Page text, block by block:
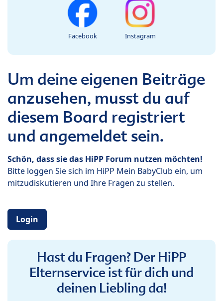
Facebook Instagram
Um deine eigenen Beiträge
anzusehen, musst du auf
diesem Board registriert
und angemeldet sein.
Schön, dass sie das HiPP Forum nutzen möchten!
Bitte loggen Sie sich im HiPP Mein BabyClub ein, um
mitzudiskutieren und Ihre Fragen zu stellen.
Login
Hast du Fragen? Der HiPP
Elternservice ist für dich und
deinen Liebling da!